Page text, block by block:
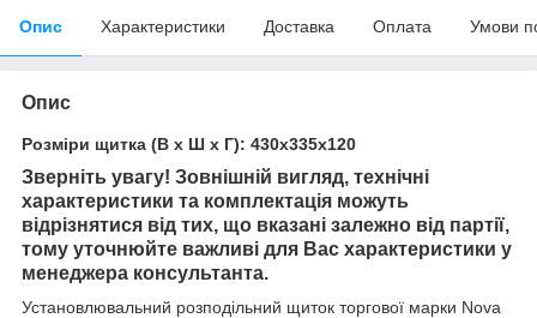
Опис Характеристики Доставка Оплата Умови
Опис
Розміри щитка (В х Ш х Г): 430х335х120
Зверніть увагу! Зовнішній вигляд, технічні
характеристики та комплектація можуть
відрізнятися від тих, що вказані залежно від партії,
тому уточнюйте важливі для Вас характеристики у
менеджера консультанта.
Установлювальний розподільний щиток торгової марки Nova